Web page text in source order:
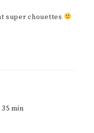
super chouettes
35 min